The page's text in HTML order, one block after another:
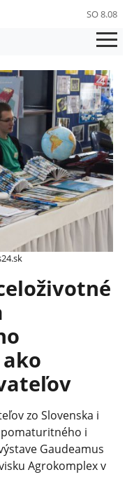
SO 8.08
zo Slovenska i
i
Gaudeamus
Agrokomplex v